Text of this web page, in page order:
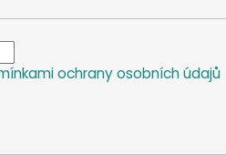
ochrany osobních údajů